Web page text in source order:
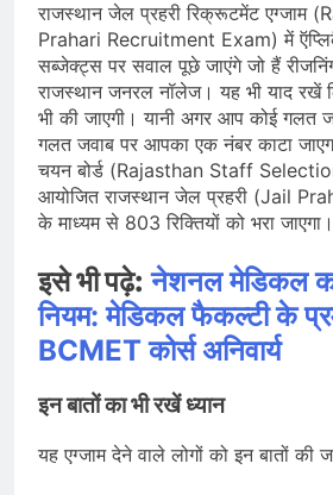
राजस्थान जेल प्रहरी रिक्रूटमेंट एग्जाम
Prahari Recruitment Exam) में
सब्जेक्ट्स पर सवाल पूछे जाएंगे जो हैं
राजस्थान जनरल नॉलेज। यह भी याद रखें
भी की जाएगी। यानी अगर आप कोई गलत
गलत जवाब पर आपका एक नंबर काटा
चयन बोर्ड (Rajasthan Staff
आयोजित राजस्थान जेल प्रहरी (Jail
के माध्यम से 803 रिक्तियों को भरा जाएगा।
इसे भी पढ़े: नेशनल मेडिकल
नियम: मेडिकल फैकल्टी के
BCMET कोर्स अनिवार्य
इन बातों का भी रखें ध्यान
यह एग्जाम देने वाले लोगों को इन बातों की